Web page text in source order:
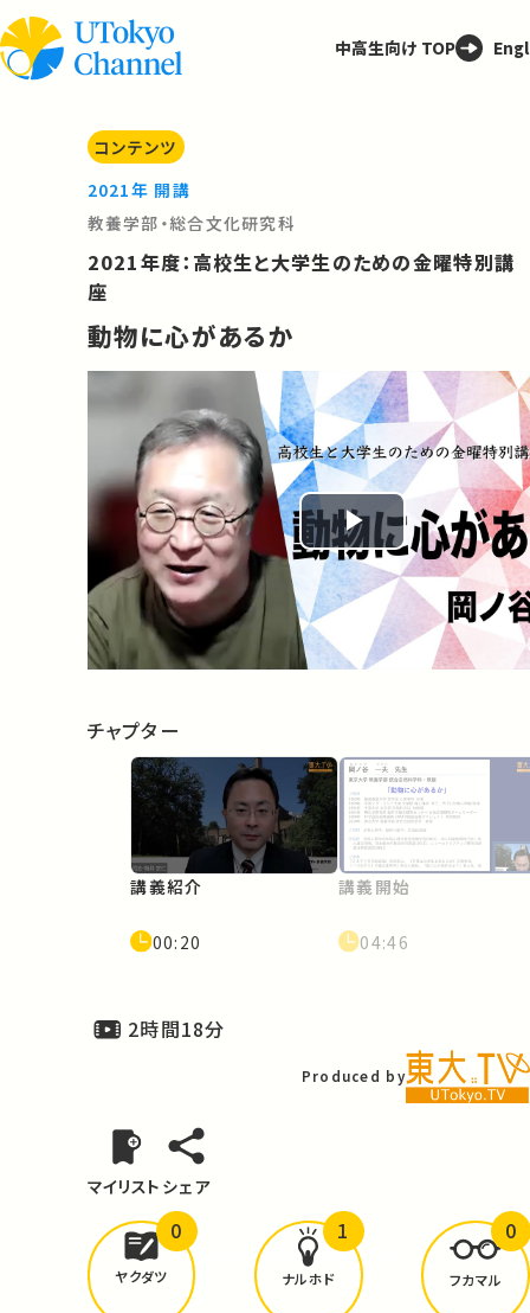
中高生向け TOP
コンテンツ
2021年 開講
教養学部・総合文化研究科
2021年度：高校生と大学生のための金曜特別講
座
動物に心があるか
Play
Video
チャプター
講義紹介
00:20
講義開始
04:46
2時間18分
Produced by
マイリスト シェア
どんな学びがありましたか？
ヤクダツ
0
ナルホド
1
フカマル
0